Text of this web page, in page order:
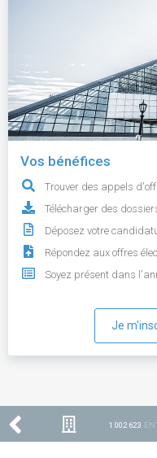
Vos bénéfices
Trouver des appels
Télécharger des
Déposez votre
Répondez aux offres
Soyez présent dans
Je
1 002 623